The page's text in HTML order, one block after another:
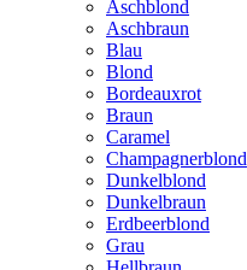
Aschblond
Aschbraun
Blau
Blond
Bordeauxrot
Braun
Caramel
Champagnerblond
Dunkelblond
Dunkelbraun
Erdbeerblond
Grau